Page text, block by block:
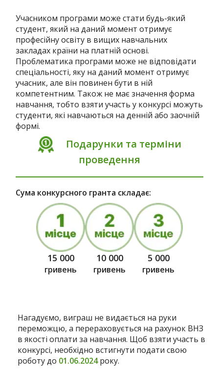
Учасником програми може стати будь-який
студент, який на даний момент отримує
професійну освіту в вищих навчальних
закладах країни на платній основі.
Проблематика програми може не відповідати
спеціальності, яку на даний момент отримує
учасник, але він повинен бути в ній
компетентним. Також не має значення форма
навчання, тобто взяти участь у конкурсі можуть
студенти, які навчаються на денній або заочній
формі.
Подарунки та терміни
проведення
Сума конкурсного гранта складає:
15 000
гривень
10 000
гривень
5 000
гривень
Нагадуємо, виграш не видається на руки
переможцю, а перераховується на рахунок ВНЗ
в якості оплати за навчання. Щоб взяти участь в
конкурсі, необхідно встигнути подати свою
роботу до 01.06.2024року.